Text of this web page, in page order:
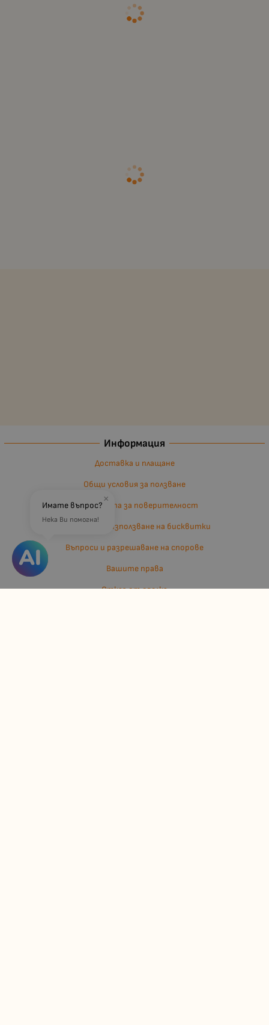
Информация
Доставка и плащане
Общи условия за ползване
Политиката за поверителност
Политика за използване на бисквитки
Въпроси и разрешаване на спорове
Вашите права
Отказ от сделка
×
Имате въпрос?
Нека Ви помогна!